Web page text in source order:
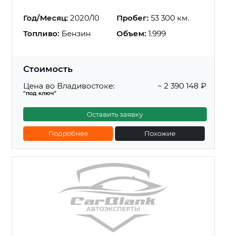
Год/Месяц: 2020/10 Пробег: 53 300 км.
Топливо: Бензин Объем: 1.999
Стоимость
Цена во Владивостоке:
"под ключ"
~ 2 390 148 ₽
Оставить заявку
Подробнее Похожие